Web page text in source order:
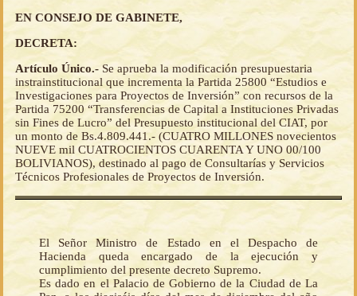
EN CONSEJO DE GABINETE,
DECRETA:
Artículo Único.- Se aprueba la modificación presupuestaria
instrainstitucional que incrementa la Partida 25800 “Estudios e
Investigaciones para Proyectos de Inversión” con recursos de la
Partida 75200 “Transferencias de Capital a Instituciones Privadas
sin Fines de Lucro” del Presupuesto institucional del CIAT, por
un monto de Bs.4.809.441.- (CUATRO MILLONES novecientos
NUEVE mil CUATROCIENTOS CUARENTA Y UNO 00/100
BOLIVIANOS), destinado al pago de Consultarías y Servicios
Técnicos Profesionales de Proyectos de Inversión.
El Señor Ministro de Estado en el Despacho de
Hacienda queda encargado de la ejecución y
cumplimiento del presente decreto Supremo.
Es dado en el Palacio de Gobierno de la Ciudad de La